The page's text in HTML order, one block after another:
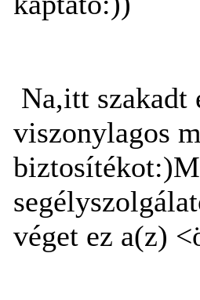
Na,itt szakadt
viszonylagos
véget ez a(z)